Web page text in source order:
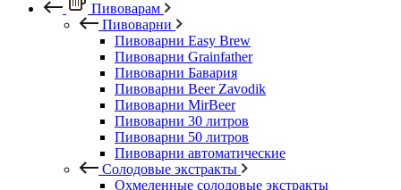
Пивоварам
Пивоварни
Пивоварни Easy Brew
Пивоварни Grainfather
Пивоварни Бавария
Пивоварни Beer Zavodik
Пивоварни MirBeer
Пивоварни 30 литров
Пивоварни 50 литров
Пивоварни автоматические
Солодовые экстракты
Охмеленные солодовые экстракты